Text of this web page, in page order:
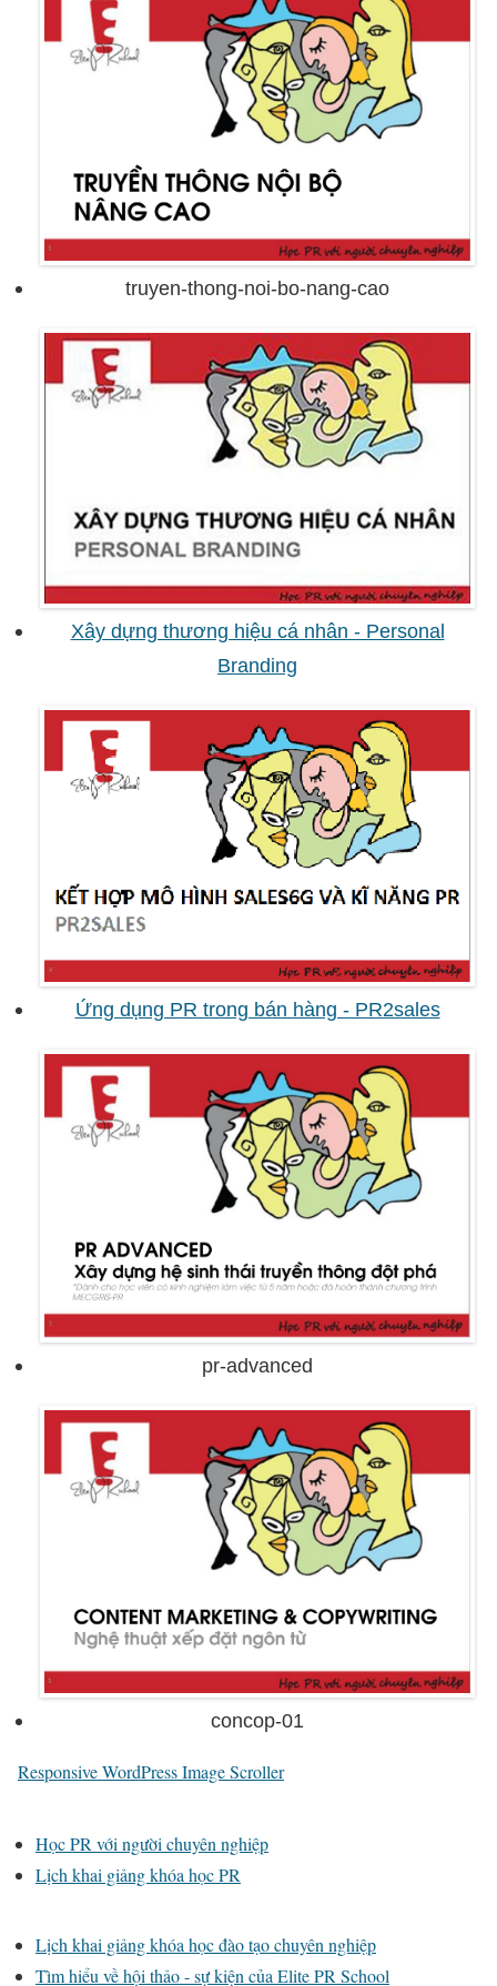
truyen-thong-noi-bo-nang-cao
Xây dựng thương hiệu cá nhân - Personal
Branding
Ứng dụng PR trong bán hàng - PR2sales
pr-advanced
concop-01
Responsive WordPress Image Scroller
Học PR với người chuyên nghiệp
Lịch khai giảng khóa học PR
Lịch khai giảng khóa học đào tạo chuyên nghiệp
Tìm hiểu về hội thảo - sự kiện của Elite PR School